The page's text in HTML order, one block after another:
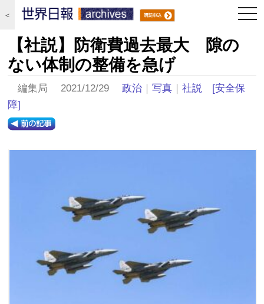
＜
【社説】防衛費過去最大 隙の
ない体制の整備を急げ
編集局 2021/12/29政治 ｜写真 ｜社説
[安全保
障]